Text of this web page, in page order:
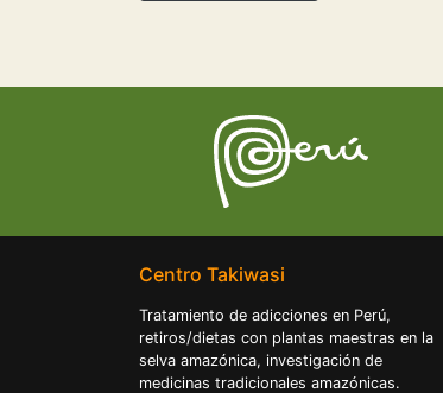
Centro Takiwasi
Tratamiento de adicciones en Perú,
retiros/dietas con plantas maestras en la
selva amazónica, investigación de
medicinas tradicionales amazónicas.